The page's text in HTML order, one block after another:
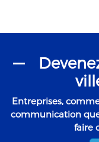
Entreprises,
communication
faire